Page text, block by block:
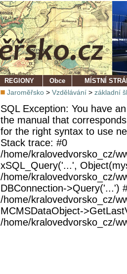
REGIONY Obce MÍSTNÍ
Jaroměřsko > Vzdělávání > základní
SQL Exception: You have
the manual that
for the right syntax to use
Stack trace: #0
/home/kralovedvorsko_cz/
xSQL_Query('...',
/home/kralovedvorsko_cz/
DBConnection->Query('...')
/home/kralovedvorsko_cz/
MCMSDataObject-
/home/kralovedvorsko_cz/